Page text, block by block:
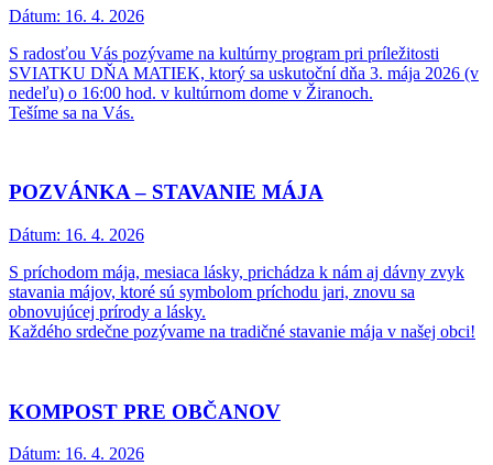
Dátum: 16. 4. 2026
S radosťou Vás pozývame na kultúrny program pri príležitosti
SVIATKU DŇA MATIEK, ktorý sa uskutoční dňa 3. mája 2026 (v
nedeľu) o 16:00 hod. v kultúrnom dome v Žiranoch.
Tešíme sa na Vás.
POZVÁNKA – STAVANIE MÁJA
Dátum: 16. 4. 2026
S príchodom mája, mesiaca lásky, prichádza k nám aj dávny zvyk
stavania májov, ktoré sú symbolom príchodu jari, znovu sa
obnovujúcej prírody a lásky.
Každého srdečne pozývame na tradičné stavanie mája v našej obci!
KOMPOST PRE OBČANOV
Dátum: 16. 4. 2026